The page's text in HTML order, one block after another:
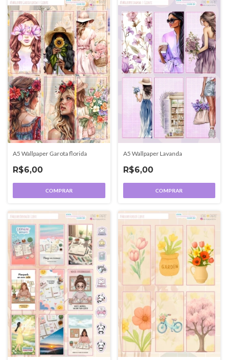
A5 Wallpaper Garota florida
R$6,00
COMPRAR
A5 Wallpaper Lavanda
R$6,00
COMPRAR